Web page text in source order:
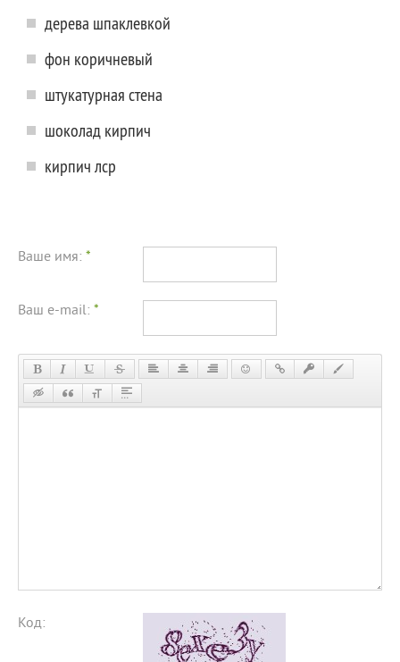
дерева шпаклевкой
фон коричневый
штукатурная стена
шоколад кирпич
кирпич лср
Ваше имя: *
Ваш e-mail: *
Код: